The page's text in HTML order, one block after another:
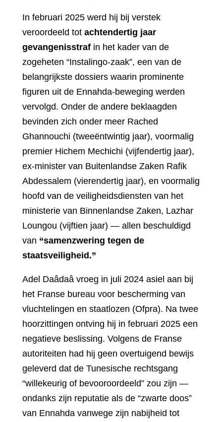
In februari 2025 werd hij bij verstek
veroordeeld tot achtendertig jaar
gevangenisstrafin het kader van de
zogeheten “Instalingo-zaak”, een van de
belangrijkste dossiers waarin prominente
figuren uit de Ennahda-beweging werden
vervolgd. Onder de andere beklaagden
bevinden zich onder meer Rached
Ghannouchi (tweeëntwintig jaar), voormalig
premier Hichem Mechichi (vijfendertig jaar),
ex-minister van Buitenlandse Zaken Rafik
Abdessalem (vierendertig jaar), en voormalig
hoofd van de veiligheidsdiensten van het
ministerie van Binnenlandse Zaken, Lazhar
Loungou (vijftien jaar) — allen beschuldigd
van “samenzwering tegen de
staatsveiligheid.”
Adel Daâdaâ vroeg in juli 2024 asiel aan bij
het Franse bureau voor bescherming van
vluchtelingen en staatlozen (Ofpra). Na twee
hoorzittingen ontving hij in februari 2025 een
negatieve beslissing. Volgens de Franse
autoriteiten had hij geen overtuigend bewijs
geleverd dat de Tunesische rechtsgang
“willekeurig of bevooroordeeld” zou zijn —
ondanks zijn reputatie als de “zwarte doos”
van Ennahda vanwege zijn nabijheid tot